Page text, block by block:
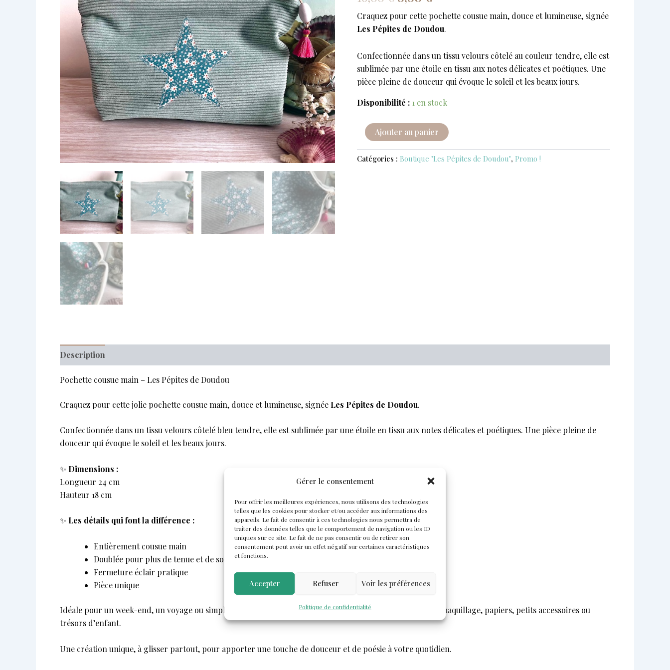
Gérer le consentement
Pour offrir les meilleures expériences, nous utilisons des technologies
telles que les cookies pour stocker et/ou accéder aux informations des
appareils. Le fait de consentir à ces technologies nous permettra de
traiter des données telles que le comportement de navigation ou les ID
uniques sur ce site. Le fait de ne pas consentir ou de retirer son
consentement peut avoir un effet négatif sur certaines caractéristiques
et fonctions.
Accepter Refuser Voir les préférences
Politique de confidentialité
initial
était : est :
Craquez pour cette pochette cousue main, douce et lumineuse, signée
Les Pépites de Doudou.
Confectionnée dans un tissu velours côtelé au couleur tendre, elle est
sublimée par une étoile en tissu aux notes délicates et poétiques. Une
pièce pleine de douceur qui évoque le soleil et les beaux jours.
Disponibilité : 1 en stock
BLEU
Ajouter au panier
Catégories : Boutique "Les Pépites de Doudou", Promo !
Description
Pochette cousue main – Les Pépites de Doudou
Craquez pour cette jolie pochette cousue main, douce et lumineuse, signée Les Pépites de Doudou.
Confectionnée dans un tissu velours côtelé bleu tendre, elle est sublimée par une étoile en tissu aux notes délicates et poétiques. Une pièce pleine de
douceur qui évoque le soleil et les beaux jours.
✨ Dimensions :
Longueur 24 cm
Hauteur 18 cm
✨ Les détails qui font la différence :
Entièrement cousue main
Doublée pour plus de tenue et de solidité
Fermeture éclair pratique
Pièce unique
Idéale pour un week-end, un voyage ou simplement pour organiser votre sac à main. Elle peut accueillir maquillage, papiers, petits accessoires ou
trésors d’enfant.
Une création unique, à glisser partout, pour apporter une touche de douceur et de poésie à votre quotidien.